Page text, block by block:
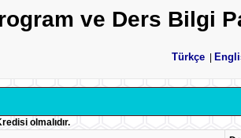
ve Ders Bilgi
Türkçe
olmalıdır.